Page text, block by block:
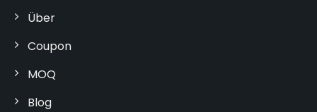
Über
Coupon
MOQ
Blog